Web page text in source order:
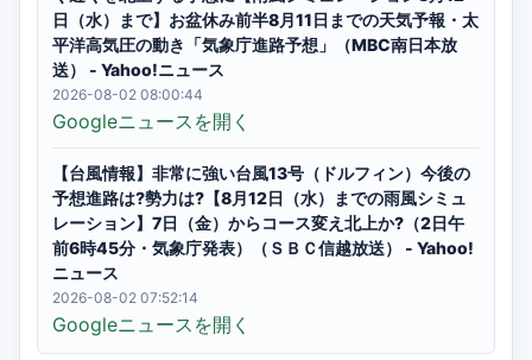
日（水）まで】お盆休み前半8月11日までの天気予報・太
平洋高気圧の動き「気象庁進路予想」（MBC南日本放
送） - Yahoo!ニュース
2026-08-02 08:00:44
Googleニュースを開く
【台風情報】非常に強い台風13号（ドルフィン）今後の
予想進路は?勢力は?【8月12日（水）までの雨風シミュ
レーション】7日（金）からコース変え北上か?（2日午
前6時45分・気象庁発表）（ＳＢＣ信越放送） - Yahoo!
ニュース
2026-08-02 07:52:14
Googleニュースを開く